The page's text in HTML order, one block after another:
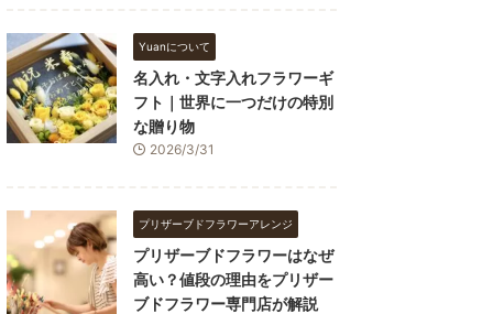
Yuanについて
名入れ・文字入れフラワーギ
フト｜世界に一つだけの特別
な贈り物
2026/3/31
プリザーブドフラワーアレンジ
プリザーブドフラワーはなぜ
高い？値段の理由をプリザー
ブドフラワー専門店が解説